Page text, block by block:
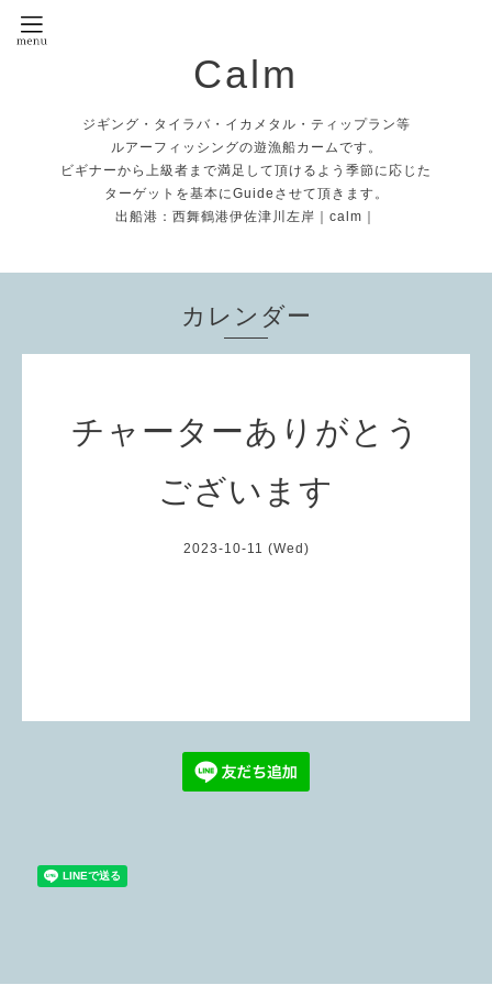
Calm
ジギング・タイラバ・イカメタル・ティップラン等
ルアーフィッシングの遊漁船カームです。
ビギナーから上級者まで満足して頂けるよう季節に応じた
ターゲットを基本にGuideさせて頂きます。
出船港：西舞鶴港伊佐津川左岸｜calm｜
カレンダー
チャーターありがとう
ございます
2023-10-11 (Wed)